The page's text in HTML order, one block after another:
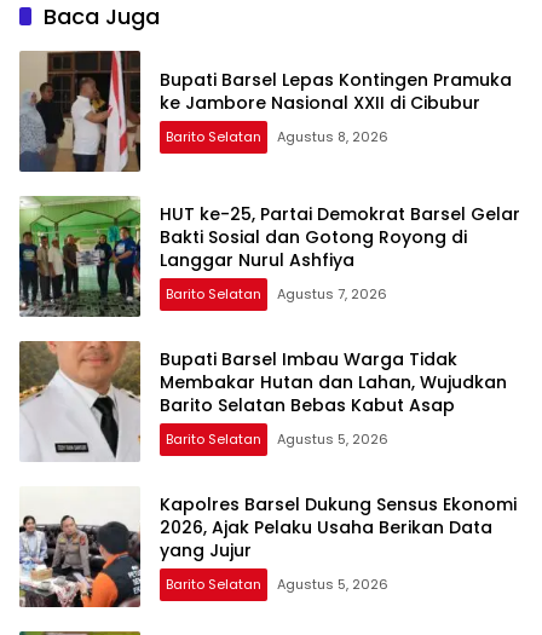
Baca Juga
Bupati Barsel Lepas Kontingen Pramuka
ke Jambore Nasional XXII di Cibubur
Barito Selatan Agustus 8, 2026
HUT ke-25, Partai Demokrat Barsel Gelar
Bakti Sosial dan Gotong Royong di
Langgar Nurul Ashfiya
Barito Selatan Agustus 7, 2026
Bupati Barsel Imbau Warga Tidak
Membakar Hutan dan Lahan, Wujudkan
Barito Selatan Bebas Kabut Asap
Barito Selatan Agustus 5, 2026
Kapolres Barsel Dukung Sensus Ekonomi
2026, Ajak Pelaku Usaha Berikan Data
yang Jujur
Barito Selatan Agustus 5, 2026